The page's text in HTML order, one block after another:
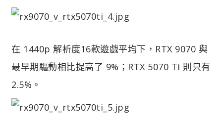
在 1440p 解析度16款遊戲平均下，RTX 9070 與
最早期驅動相比提高了 9%；RTX 5070 Ti 則只有
2.5%。